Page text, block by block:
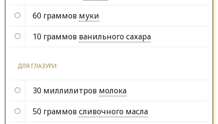
60 граммов муки
10 граммов ванильного сахара
ДЛЯ ГЛАЗУРИ:
30 миллилитров молока
50 граммовсливочного масла